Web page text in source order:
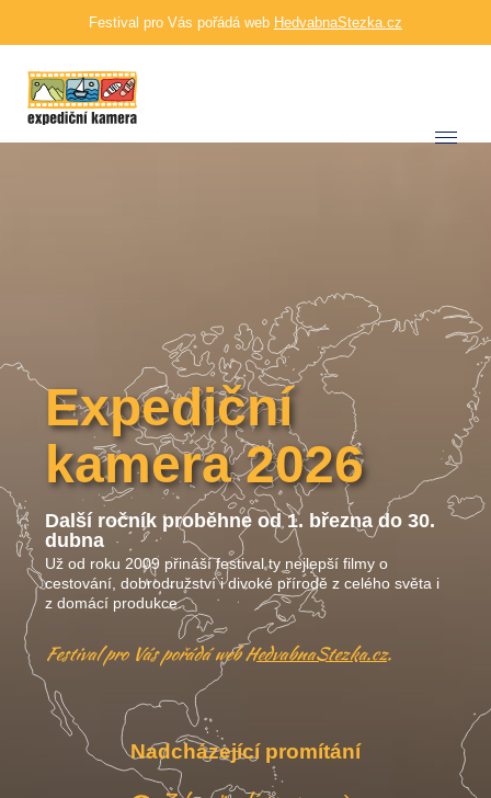
Festival pro Vás pořádá web HedvabnaStezka.cz
Expediční
kamera 2026
Další ročník proběhne od 1. března do 30.
dubna
Už od roku 2009 přináší festival ty nejlepší filmy o
cestování, dobrodružství i divoké přírodě z celého světa i
z domácí produkce.
Festival pro Vás pořádá webHedvabnaStezka.cz.
Nadcházející promítání